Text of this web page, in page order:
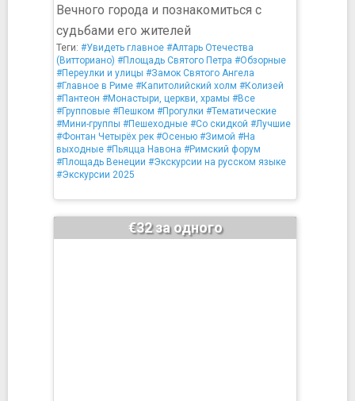
Вечного города и познакомиться с
судьбами его жителей
Теги: #Увидеть главное #Алтарь Отечества
(Витториано) #Площадь Святого Петра #Обзорные
#Переулки и улицы #Замок Святого Ангела
#Главное в Риме #Капитолийский холм #Колизей
#Пантеон #Монастыри, церкви, храмы #Все
#Групповые #Пешком #Прогулки #Тематические
#Мини-группы #Пешеходные #Со скидкой #Лучшие
#Фонтан Четырёх рек #Осенью #Зимой #На
выходные #Пьяцца Навона #Римский форум
#Площадь Венеции #Экскурсии на русском языке
#Экскурсии 2025
€32 за одного